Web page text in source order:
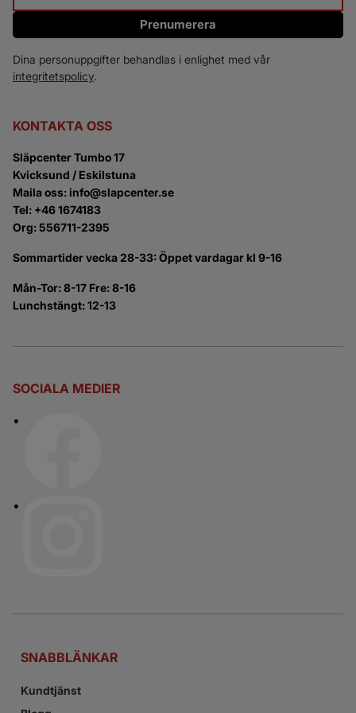
Prenumerera
Dina personuppgifter behandlas i enlighet med vår
integritetspolicy.
KONTAKTA OSS
Släpcenter Tumbo 17
Kvicksund / Eskilstuna
Maila oss: info@slapcenter.se
Tel: +46 1674183
Org: 556711-2395
Sommartider vecka 28-33: Öppet vardagar kl 9-16
Mån-Tor: 8-17 Fre: 8-16
Lunchstängt: 12-13
SOCIALA MEDIER
SNABBLÄNKAR
Kundtjänst